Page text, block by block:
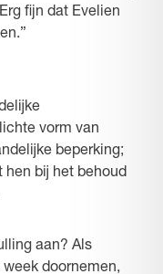
fijn dat Evelien
vorm van
beperking;
bij het behoud
aan? Als
doornemen,